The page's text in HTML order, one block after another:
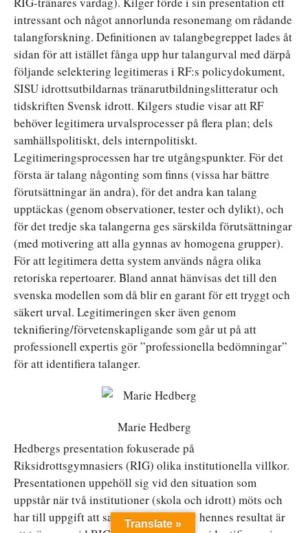
intressant och något annorlunda resonemang om rådande
talangforskning. Definitionen av talangbegreppet lades åt
sidan för att istället fånga upp hur talangurval med därpå
följande selektering legitimeras i RF:s policydokument,
SISU idrottsutbildarnas tränarutbildningslitteratur och
tidskriften Svensk idrott. Kilgers studie visar att RF
behöver legitimera urvalsprocesser på flera plan; dels
samhällspolitiskt, dels internpolitiskt.
Legitimeringsprocessen har tre utgångspunkter. För det
första är talang någonting som finns (vissa har bättre
förutsättningar än andra), för det andra kan talang
upptäckas (genom observationer, tester och dylikt), och
för det tredje ska talangerna ges särskilda förutsättningar
(med motivering att alla gynnas av homogena grupper).
För att legitimera detta system används några olika
retoriska repertoarer. Bland annat hänvisas det till den
svenska modellen som då blir en garant för ett tryggt och
säkert urval. Legitimeringen sker även genom
teknifiering/förvetenskapligande som går ut på att
professionell expertis gör ”professionella bedömningar”
för att identifiera talanger.
Marie Hedberg
Hedbergs presentation fokuserade på
Riksidrottsgymnasiers (RIG) olika institutionella villkor.
Presentationen uppehöll sig vid den situation som
uppstår när två institutioner (skola och idrott) möts och
har till uppgift att samverka. Några av hennes resultat är
Translate »